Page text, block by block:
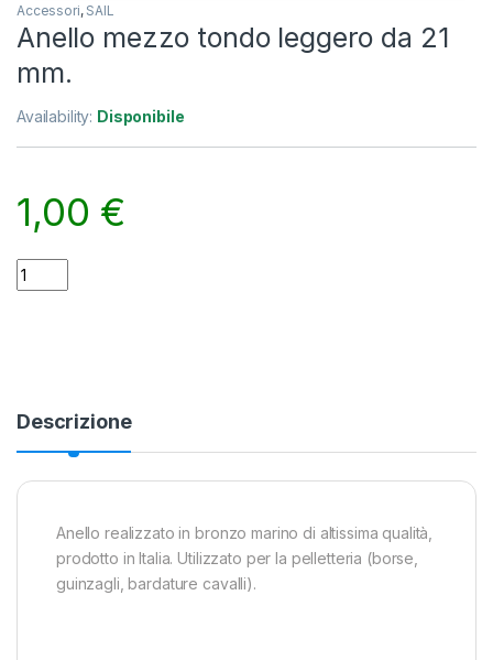
Accessori, SAIL
Anello mezzo tondo leggero da 21
mm.
Availability: Disponibile
1,00 €
Anello mezzo tondo leggero da 21 mm. quantity
Descrizione
Anello realizzato in bronzo marino di altissima qualità,
prodotto in Italia. Utilizzato per la pelletteria (borse,
guinzagli, bardature cavalli).